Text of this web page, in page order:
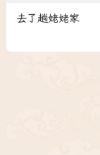
去了趟姥姥家